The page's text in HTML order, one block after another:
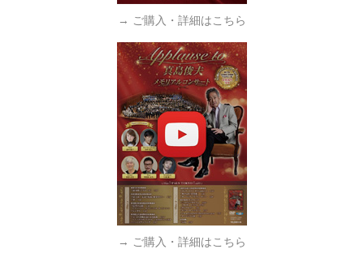
→ ご購入・詳細はこちら
→ ご購入・詳細はこちら